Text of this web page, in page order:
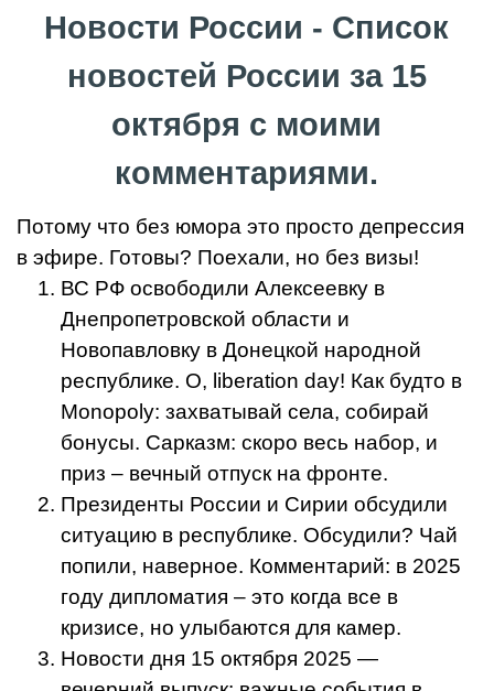
Новости России - Список
новостей России за 15
октября с моими
комментариями.
Потому что без юмора это просто депрессия
в эфире. Готовы? Поехали, но без визы!
ВС РФ освободили Алексеевку в
Днепропетровской области и
Новопавловку в Донецкой народной
республике. О, liberation day! Как будто в
Monopoly: захватывай села, собирай
бонусы. Сарказм: скоро весь набор, и
приз – вечный отпуск на фронте.
Президенты России и Сирии обсудили
ситуацию в республике. Обсудили? Чай
попили, наверное. Комментарий: в 2025
году дипломатия – это когда все в
кризисе, но улыбаются для камер.
Новости дня 15 октября 2025 —